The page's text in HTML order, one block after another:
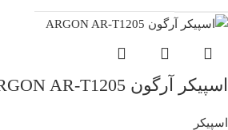
اسپیکر آرگون ARGON AR-T1205
اسپیکر